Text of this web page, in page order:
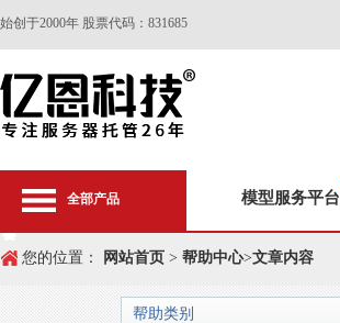
始创于2000年 股票代码：831685
全部产品 模型服务平台
您的位置： 网站首页 > 帮助中心>文章内容
帮助类别